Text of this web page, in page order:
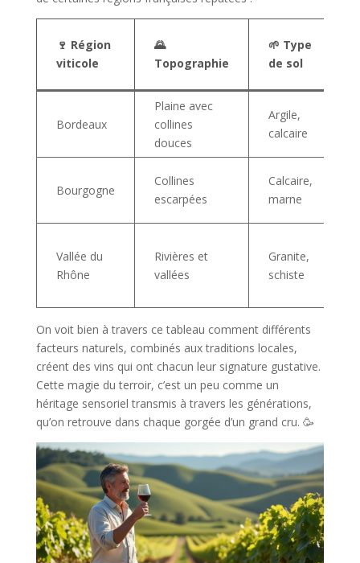
🍷 Région
viticole
🌄
Topographie
🌱 Type
de sol
Bordeaux
Plaine avec
collines
douces
Argile,
calcaire
Bourgogne
Collines
escarpées
Calcaire,
marne
Vallée du
Rhône
Rivières et
vallées
Granite,
schiste
On voit bien à travers ce tableau comment différents
facteurs naturels, combinés aux traditions locales,
créent des vins qui ont chacun leur signature gustative.
Cette magie du terroir, c’est un peu comme un
héritage sensoriel transmis à travers les générations,
qu’on retrouve dans chaque gorgée d’un grand cru. 🥳